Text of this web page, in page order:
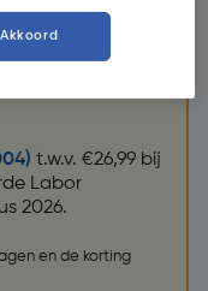
t.w.v. €26,99 bij
Labor
2026.
en de korting
Akkoord